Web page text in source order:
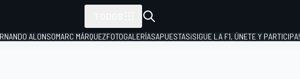
ALONSOMARC MÁRQUEZFOTOGALERÍASAPUESTAS¡SIGUE LA F1, ÚNETE Y PARTICIPA!